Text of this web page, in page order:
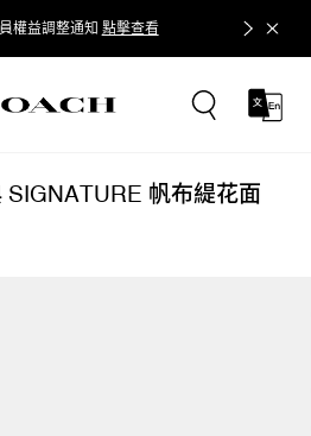
權益調整通知 點擊查看 立即追蹤
帆布緹花面